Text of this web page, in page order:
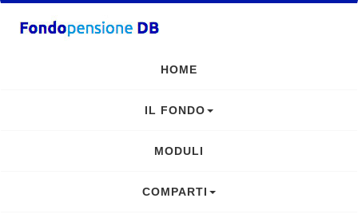
HOME
IL FONDO
MODULI
COMPARTI